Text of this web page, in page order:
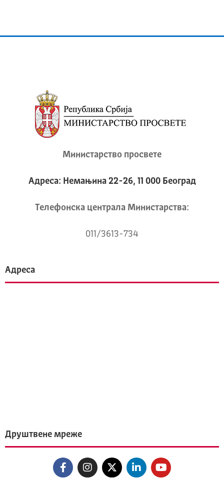
Министарство просвете
Адреса: Немањина 22-26, 11 000 Београд
Телeфонска централа Mинистарства:
011/3613-734
Адреса
Друштвене мреже